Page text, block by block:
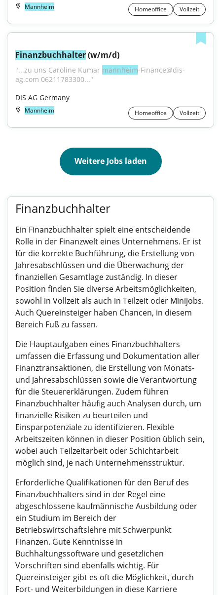
Mannheim Homeoffice Vollzeit
Finanzbuchhalter (w/m/d)
"...zu uns Caroline Kumar mannheim-Finance@dis-
ag.com 06211783300..."
DIS AG Germany
Mannheim Homeoffice Vollzeit
Weitere Jobs laden
Finanzbuchhalter
Ein Finanzbuchhalter spielt eine entscheidende
Rolle in der Finanzwelt eines Unternehmens. Er ist
für die korrekte Buchführung, die Erstellung von
Jahresabschlüssen und die Überwachung der
finanziellen Gesamtlage zuständig. In dieser
Position finden Sie diverse Arbeitsmöglichkeiten,
sowohl in Vollzeit als auch in Teilzeit oder Minijobs.
Auch Quereinsteiger haben Chancen, in diesem
Bereich Fuß zu fassen.
Die Hauptaufgaben eines Finanzbuchhalters
umfassen die Erfassung und Dokumentation aller
Finanztransaktionen, die Erstellung von Monats-
und Jahresabschlüssen sowie die Verantwortung
für die Steuererklärungen. Zudem führen
Finanzbuchhalter häufig auch Analysen durch, um
finanzielle Risiken zu beurteilen und
Einsparpotenziale zu identifizieren. Flexible
Arbeitszeiten können in dieser Position üblich sein,
wobei auch Teilzeitarbeit oder Schichtarbeit
möglich sind, je nach Unternehmensstruktur.
Erforderliche Qualifikationen für den Beruf des
Finanzbuchhalters sind in der Regel eine
abgeschlossene kaufmännische Ausbildung oder
ein Studium im Bereich der
Betriebswirtschaftslehre mit Schwerpunkt
Finanzen. Gute Kenntnisse in
Buchhaltungssoftware und gesetzlichen
Vorschriften sind ebenfalls wichtig. Für
Quereinsteiger gibt es oft die Möglichkeit, durch
Fort- und Weiterbildungen in diese Karriere